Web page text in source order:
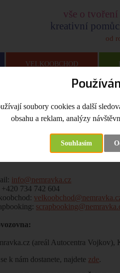
soubory cookies a další
obsahu a reklam, analýzy
Souhlasím
vše o tvoření
kreativní
od
VELKOOBCHOD
info@nemravka.cz
+420 734 742 604
(areál Autocentra
k nám dostanete, najdete zde.